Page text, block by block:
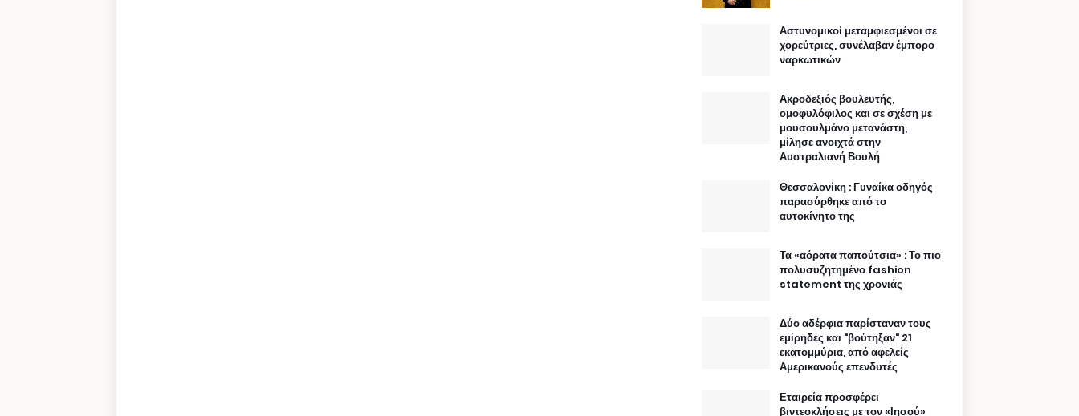
Αστυνομικοί μεταμφιεσμένοι σε
χορεύτριες, συνέλαβαν έμπορο
ναρκωτικών
Ακροδεξιός βουλευτής,
ομοφυλόφιλος και σε σχέση με
μουσουλμάνο μετανάστη,
μίλησε ανοιχτά στην
Αυστραλιανή Βουλή
Θεσσαλονίκη : Γυναίκα οδηγός
παρασύρθηκε από το
αυτοκίνητο της
Τα «αόρατα παπούτσια» : Το πιο
πολυσυζητημένο fashion
statement της χρονιάς
Δύο αδέρφια παρίσταναν τους
εμίρηδες και "βούτηξαν" 21
εκατομμύρια, από αφελείς
Αμερικανούς επενδυτές
Εταιρεία προσφέρει
βιντεοκλήσεις με τον «Ιησού»